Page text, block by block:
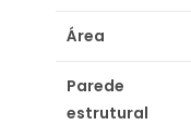
Área
Parede
estrutural